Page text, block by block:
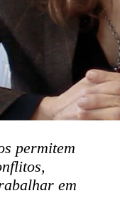
permitem
em